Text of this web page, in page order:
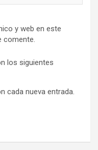
y web en este
comente.
los siguientes
cada nueva entrada.